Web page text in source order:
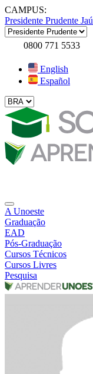
CAMPUS:
Presidente Prudente Jaú
0800 771 5533
English
Español
A Unoeste
Graduação
EAD
Pós-Graduação
Cursos Técnicos
Cursos Livres
Pesquisa